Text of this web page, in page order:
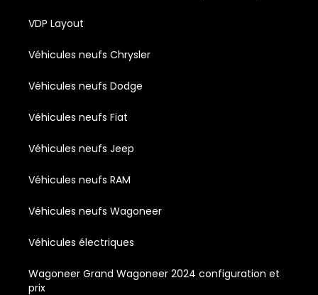
VDP Layout
Véhicules neufs Chrysler
Véhicules neufs Dodge
Véhicules neufs Fiat
Véhicules neufs Jeep
Véhicules neufs RAM
Véhicules neufs Wagoneer
Véhicules électriques
Wagoneer Grand Wagoneer 2024 configuration et
prix